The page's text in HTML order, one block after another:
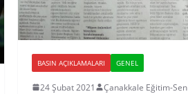
BASIN AÇIKLAMALARI GENEL
24 Şubat 2021 Çanakkale Eğitim-Sen